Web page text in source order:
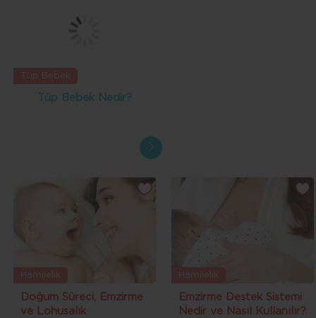
Tüp Bebek Nedir?
Doğum Süreci, Emzirme
ve Lohusalık
Emzirme Destek Sistemi
Nedir ve Nasıl Kullanılır?